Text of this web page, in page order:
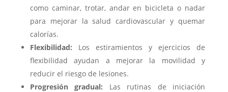
como caminar, trotar, andar en bicicleta o nadar
para mejorar la salud cardiovascular y quemar
calorías.
Flexibilidad: Los estiramientos y ejercicios de
flexibilidad ayudan a mejorar la movilidad y
reducir el riesgo de lesiones.
Progresión gradual: Las rutinas de iniciación